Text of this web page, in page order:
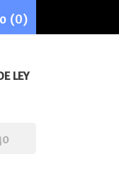
(0)
LEY